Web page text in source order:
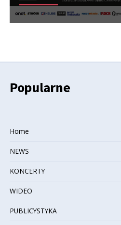
Popularne
Home
NEWS
KONCERTY
WIDEO
PUBLICYSTYKA